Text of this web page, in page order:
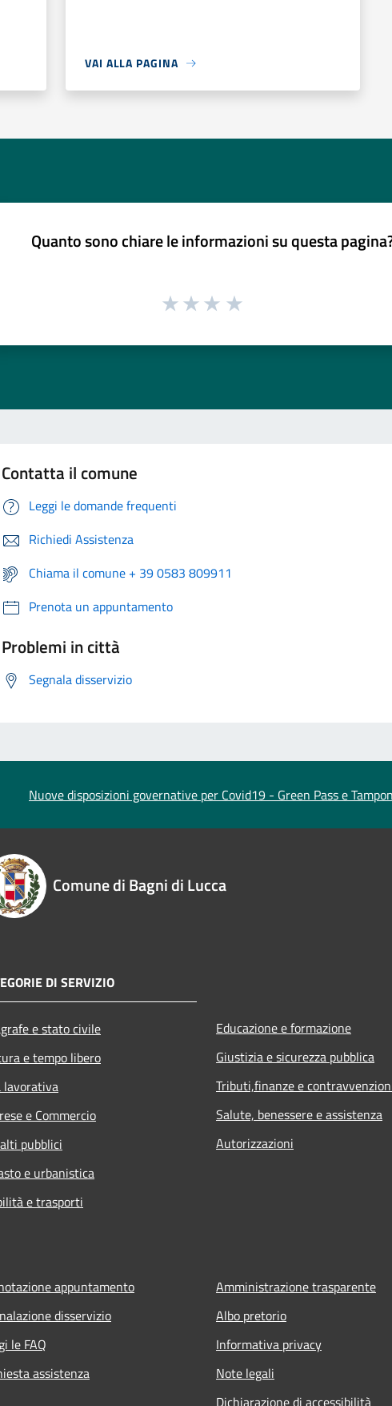
VAI ALLA PAGINA
Quanto sono chiare le informazioni su questa
Contatta il comune
Leggi le domande frequenti
Richiedi Assistenza
Chiama il comune + 39 0583 809911
Prenota un appuntamento
Problemi in città
Segnala disservizio
Nuove disposizioni governative per Covid19 - Green Pass e
Comune di Bagni di Lucca
DI SERVIZIO
e stato civile
e tempo libero
lavorativa
e Commercio
pubblici
e urbanistica
e trasporti
Educazione e formazione
Giustizia e sicurezza pubblica
Tributi,finanze e
Salute, benessere e assistenza
Autorizzazioni
appuntamento
disservizio
le FAQ
assistenza
Amministrazione trasparente
Albo pretorio
Informativa privacy
Note legali
Dichiarazione di accessibilità